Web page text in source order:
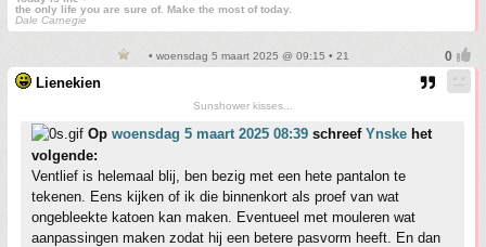
the only life you are sure of. Make the most of today.
Dale Carnegie
• woensdag 5 maart 2025 @ 09:15 • 21
Lienekien
Sunshower kisses...
Op woensdag 5 maart 2025 08:39 schreef Ynske het
volgende:
Ventlief is helemaal blij, ben bezig met een hete pantalon te
tekenen. Eens kijken of ik die binnenkort als proef van wat
ongebleekte katoen kan maken. Eventueel met mouleren wat
aanpassingen maken zodat hij een betere pasvorm heeft. En dan